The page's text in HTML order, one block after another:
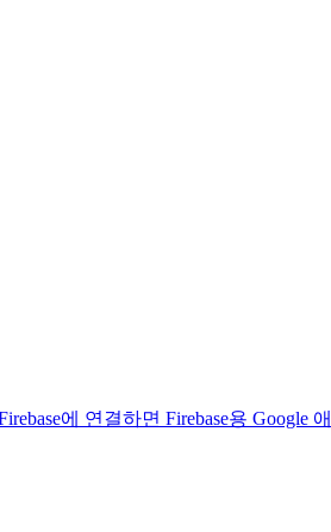
에 연결하면 Firebase용 Google